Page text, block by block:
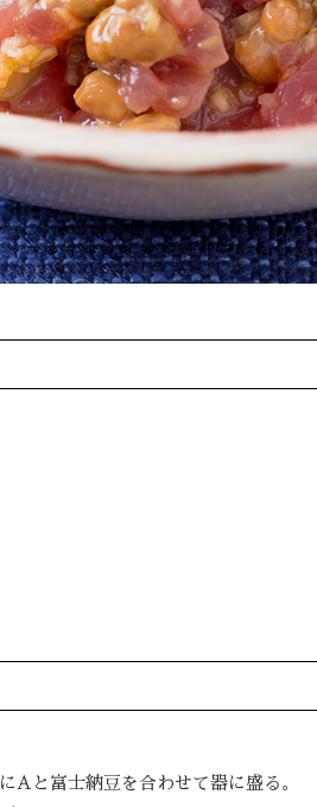
と富士納豆を合わせて器に盛る。